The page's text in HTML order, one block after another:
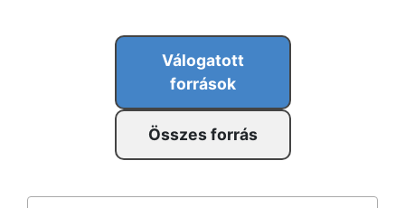
Válogatott
források
Összes forrás